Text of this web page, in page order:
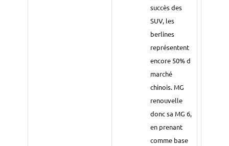
succès des
SUV, les
berlines
représentent
encore 50% d
marché
chinois. MG
renouvelle
donc sa MG 6,
en prenant
comme base